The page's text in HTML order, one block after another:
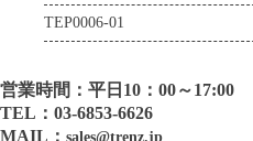
TEP0006-01
営業時間：平日10：00～17:00
TEL：03-6853-6626
MAIL： sales@trenz.jp